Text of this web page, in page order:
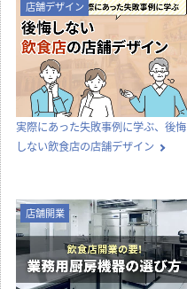
店舗デザイン
実際にあった失敗事例に学ぶ、後悔
しない飲食店の店舗デザイン
店舗開業